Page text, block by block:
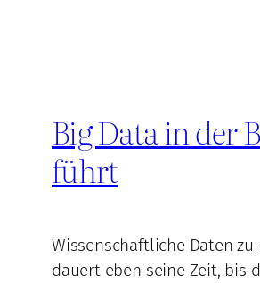
Big Data in der
führt
Wissenschaftliche Daten
dauert eben seine Zeit, bis